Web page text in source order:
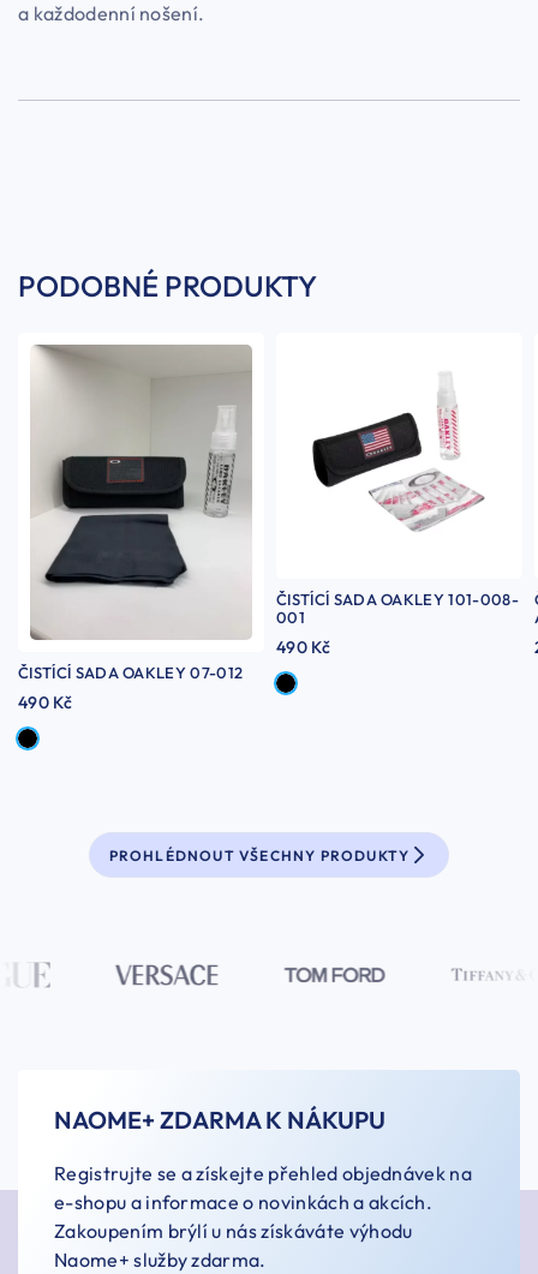
a každodenní nošení.
PODOBNÉ PRODUKTY
ČISTÍCÍ SADA OAKLEY 07-012
490 Kč
ČISTÍCÍ SADA OAKLEY 101-008-
001
490 Kč
PROHLÉDNOUT VŠECHNY PRODUKTY
NAOME+ ZDARMA K NÁKUPU
Registrujte se a získejte přehled objednávek na
e-shopu a informace o novinkách a akcích.
Zakoupením brýlí u nás získáváte výhodu
Naome+ služby zdarma.